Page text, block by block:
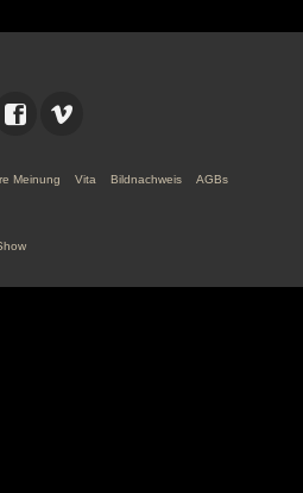
Meinung Vita Bildnachweis AGBs